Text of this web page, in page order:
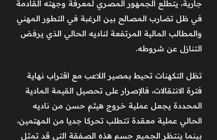
جارية، يتطلع الجمهور المصري لمعرفة وجهته القادمة
في ظل تضارب المصالح بين الرغبة في التطور المهني
والمطالب المالية المرتفعة لناديه الحالي الذي يرفض
التنازل عن شروطه.
تظل التكهنات تحيط بمصير اللاعب مع اقتراب نهاية
فترة الانتقالات، فالإصرار على تحصيل القيمة المادية
المحددة يجعل عملية خروج هيثم حسن من ناديه
الحالي عملية معقدة تتطلب تحركا جديا من المهتمين،
بينما ينتظر الجميع حسم هذه الصفقة التي قد تمثل